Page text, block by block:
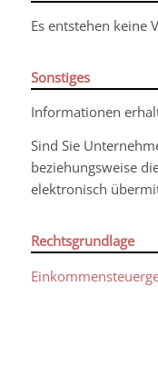
Es entstehen keine
Sonstiges
Informationen
Sind Sie
beziehungsweise
elektronisch
Rechtsgrundlage